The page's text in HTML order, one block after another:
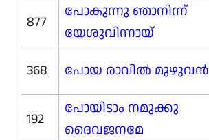
877
പോകുന്നു ഞാനിന്ന്
യേശുവിന്നായ്
368
പോയ രാവിൽ മുഴുവൻ
192
പോയിടാം നമുക്കു
ദൈവജനമേ